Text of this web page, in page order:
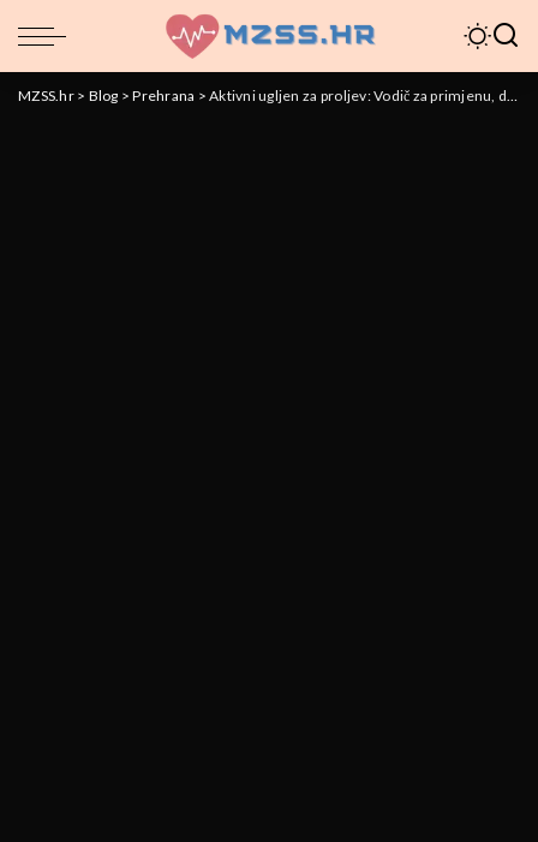
MZSS.hr> Blog >Prehrana >Aktivni ugljen za proljev: Vodič za primjenu, doziranje i sigurnost